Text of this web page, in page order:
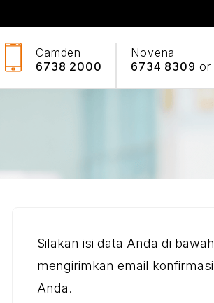
Camden
6738 2000
Novena
6734 8309 or
Silakan isi data Anda di
mengirimkan email
Anda.